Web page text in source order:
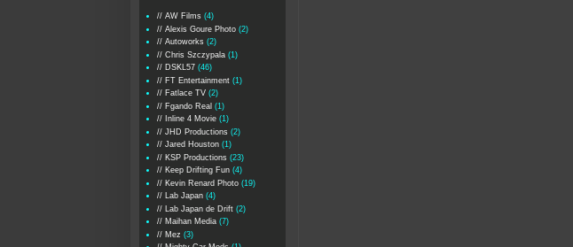
// AW Films (4)
// Alexis Goure Photo (2)
// Autoworks (2)
// Chris Szczypala (1)
// DSKL57 (46)
// FT Entertainment (1)
// Fatlace TV (2)
// Fgando Real (1)
// Inline 4 Movie (1)
// JHD Productions (2)
// Jared Houston (1)
// KSP Productions (23)
// Keep Drifting Fun (4)
// Kevin Renard Photo (19)
// Lab Japan (4)
// Lab Japan de Drift (2)
// Maihan Media (7)
// Mez (3)